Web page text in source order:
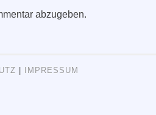
abzugeben.
IMPRESSUM